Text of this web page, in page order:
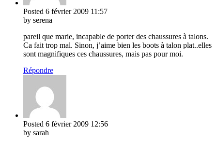
Posted 6 février 2009 11:57
by serena
pareil que marie, incapable de porter des chaussures à talons.
Ca fait trop mal. Sinon, j’aime bien les boots à talon plat..elles
sont magnifiques ces chaussures, mais pas pour moi.
Répondre
Posted 6 février 2009 12:56
by sarah